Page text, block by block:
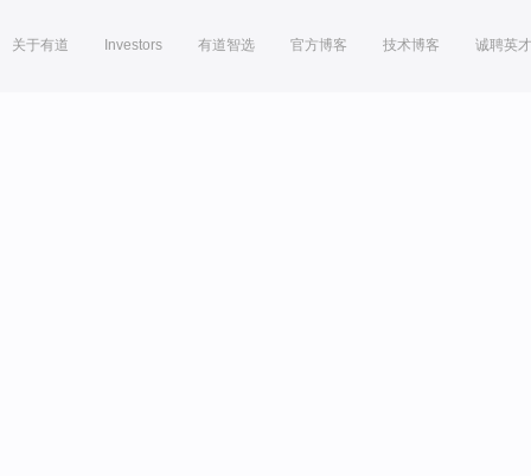
关于有道 Investors 有道智选 官方博客 技术博客 诚聘英才